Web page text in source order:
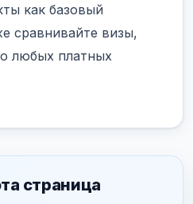
как базовый
сравнивайте визы,
любых платных
страница